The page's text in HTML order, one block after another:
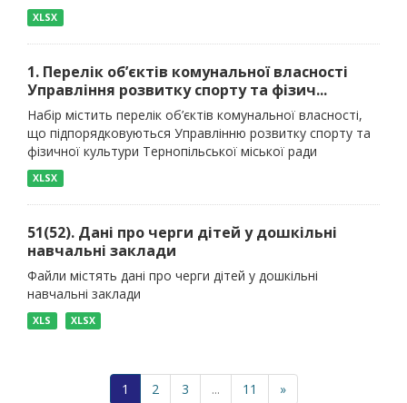
XLSX
1. Перелік об’єктів комунальної власності
Управління розвитку спорту та фізич...
Набір містить перелік об’єктів комунальної власності,
що підпорядковуються Управлінню розвитку спорту та
фізичної культури Тернопільської міської ради
XLSX
51(52). Дані про черги дітей у дошкільні
навчальні заклади
Файли містять дані про черги дітей у дошкільні
навчальні заклади
XLS XLSX
1 2 3 ... 11 »